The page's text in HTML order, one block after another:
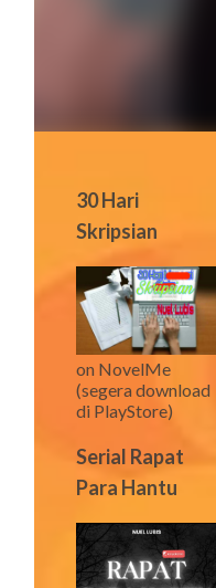
30 Hari
Skripsian
on NovelMe
(segera download
di PlayStore)
Serial Rapat
Para Hantu